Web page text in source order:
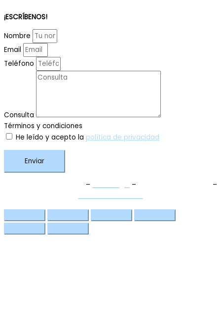
¡ESCRÍBENOS!
Nombre
Email
Teléfono
Consulta
Términos y condiciones
He leído y acepto la política de privacidad
Enviar
– –
–